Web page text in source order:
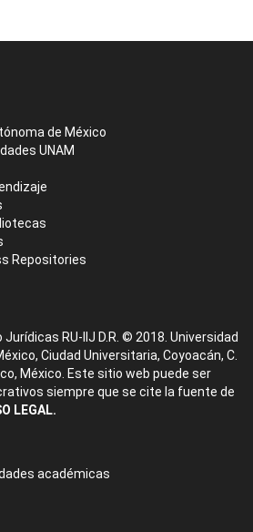
de México
UNAM
Repositories
RU-IIJ D.R. © 2018. Universidad
Ciudad Universitaria, Coyoacán, C.
México. Este sitio web puede ser
siempre que se cite la fuente de
LEGAL.
académicas